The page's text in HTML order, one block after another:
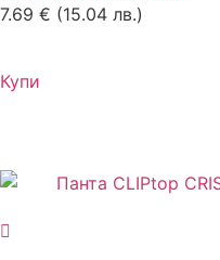
7.69 € (15.04 лв.)
Купи